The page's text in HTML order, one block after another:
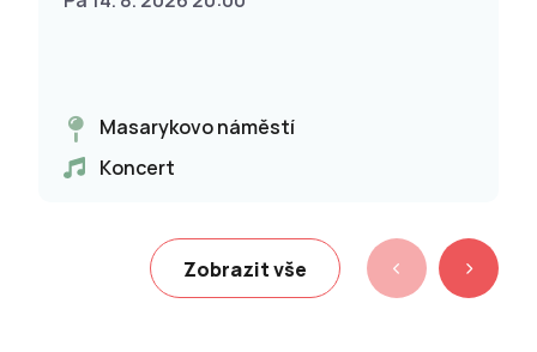
Masarykovo náměstí
Koncert
Zobrazit vše